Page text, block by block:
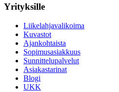
Yrityksille
Liikelahjavalikoima
Kuvastot
Ajankohtaista
Sopimusasiakkuus
Sunnittelupalvelut
Asiakastarinat
Blogi
UKK